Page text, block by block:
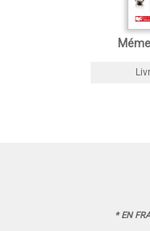
* EN